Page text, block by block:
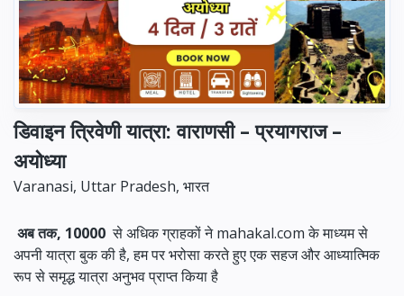
डिवाइन त्रिवेणी यात्रा: वाराणसी – प्रयागराज –
अयोध्या
Varanasi, Uttar Pradesh, भारत
अब तक, 10000 से अधिक ग्राहकों ने mahakal.com के माध्यम से
अपनी यात्रा बुक की है, हम पर भरोसा करते हुए एक सहज और आध्यात्मिक
रूप से समृद्ध यात्रा अनुभव प्राप्त किया है